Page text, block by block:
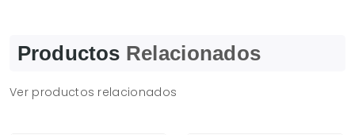
Productos Relacionados
Ver productos relacionados